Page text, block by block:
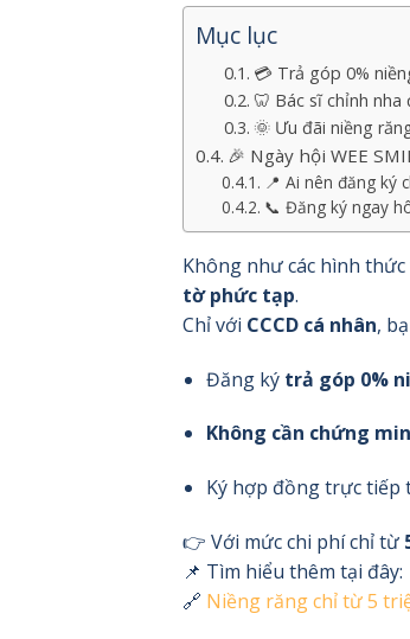
Mục lục
💳 Trả góp 0%
🦷 Bác sĩ chỉnh
🌞 Ưu đãi niềng
🎉 Ngày hội WEE
📍 Ai nên đăng ký
📞 Đăng ký ngay
Không như các hình
tờ phức tạp.
Chỉ với CCCD cá nhân,
Đăng ký trả góp 0%
Không cần chứng
Ký hợp đồng trực tiếp
👉 Với mức chi phí chỉ từ
📌 Tìm hiểu thêm tại đây:
🔗 Niềng răng chỉ từ 5